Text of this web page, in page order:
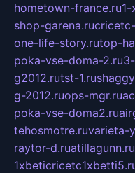
hometown-france.ru
shop-garena.ru
one-life-story.rutop-
poka-vse-doma-2.ru
g2012.rutst-1.ru
g-2012.ruops-mgr.ru
poka-vse-doma2.ru
tehosmotre.ruvarieta-
raytor-d.ruatillagunn.ru